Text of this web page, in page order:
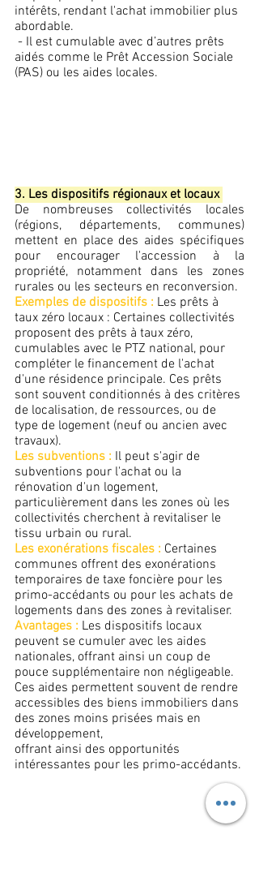
intérêts, rendant l'achat immobilier plus
abordable.
aidés comme le Prêt Accession Sociale
(PAS) ou les aides locales.
3. Les dispositifs régionaux et locaux
De nombreuses collectivités locales
(régions, départements, communes)
mettent en place des aides spécifiques
pour encourager l'accession à la
propriété, notamment dans les zones
rurales ou les secteurs en reconversion.
Exemples de dispositifs : Les prêts à
taux zéro locaux : Certaines collectivités
proposent des prêts à taux zéro,
cumulables avec le PTZ national, pour
compléter le financement de l'achat
d'une résidence principale. Ces prêts
sont souvent conditionnés à des critères
de localisation, de ressources, ou de
type de logement (neuf ou ancien avec
travaux).
Les subventions : Il peut s'agir de
subventions pour l'achat ou la
rénovation d'un logement,
particulièrement dans les zones où les
collectivités cherchent à revitaliser le
tissu urbain ou rural.
Les exonérations fiscales : Certaines
communes offrent des exonérations
temporaires de taxe foncière pour les
primo-accédants ou pour les achats de
logements dans des zones à revitaliser.
Avantages : Les dispositifs locaux
peuvent se cumuler avec les aides
nationales, offrant ainsi un coup de
pouce supplémentaire non négligeable.
Ces aides permettent souvent de rendre
accessibles des biens immobiliers dans
des zones moins prisées mais en
développement,
offrant ainsi des opportunités
intéressantes pour les primo-accédants.